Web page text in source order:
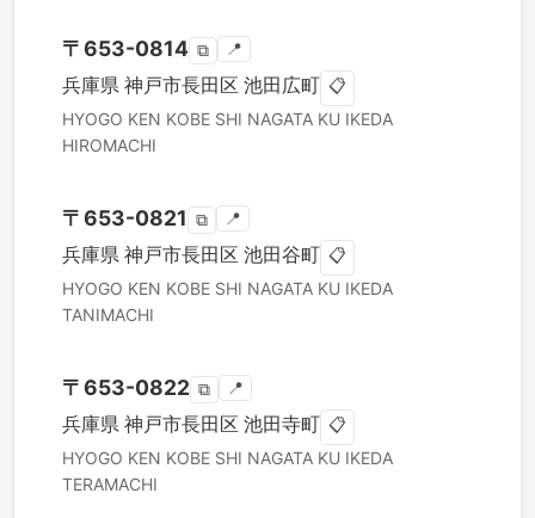
〒653-0814 ⧉ 📍
兵庫県 神戸市長田区 池田広町 📋
HYOGO KEN KOBE SHI NAGATA KU IKEDA
HIROMACHI
〒653-0821 ⧉ 📍
兵庫県 神戸市長田区 池田谷町 📋
HYOGO KEN KOBE SHI NAGATA KU IKEDA
TANIMACHI
〒653-0822 ⧉ 📍
兵庫県 神戸市長田区 池田寺町 📋
HYOGO KEN KOBE SHI NAGATA KU IKEDA
TERAMACHI